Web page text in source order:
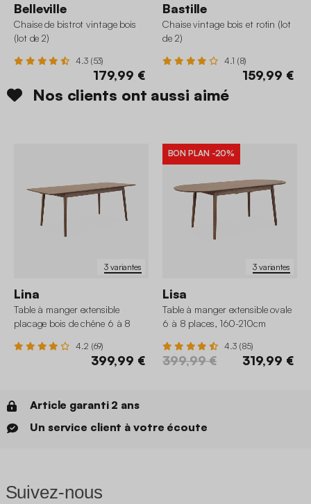
Belleville
Chaise de bistrot vintage bois
(lot de 2)
4.3 (53)
179,99 €
Bastille
Chaise vintage bois et rotin (lot
de 2)
4.1 (8)
159,99 €
Nos clients ont aussi aimé
3 variantes
Lina
Table à manger extensible
placage bois de chêne 6 à 8
4.2 (69)
399,99 €
3 variantes
BON PLAN -20%
Lisa
Table à manger extensible ovale
6 à 8 places, 160-210cm
4.3 (85)
399,99 € 319,99 €
Article garanti 2 ans
Un service client à votre écoute
Suivez-nous